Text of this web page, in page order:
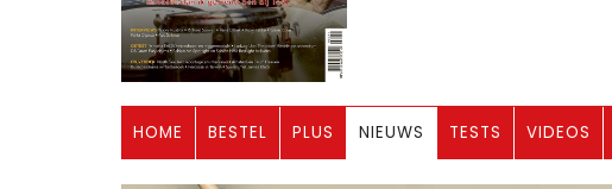
HOME BESTEL PLUS NIEUWS TESTS VIDEOS